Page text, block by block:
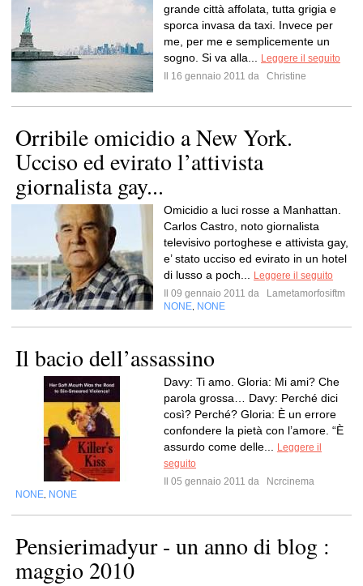
grande città affolata, tutta grigia e
sporca invasa da taxi. Invece per
me, per me e semplicemente un
sogno. Si va alla...
Leggere il seguito
Il 16 gennaio 2011 da
Christine
Orribile omicidio a New York.
Ucciso ed evirato l’attivista
giornalista gay...
Omicidio a luci rosse a Manhattan.
Carlos Castro, noto giornalista
televisivo portoghese e attivista gay,
e’ stato ucciso ed evirato in un hotel
di lusso a poch...
Leggere il seguito
Il 09 gennaio 2011 da
Lametamorfosiftm
NONE NONE
Il bacio dell’assassino
Davy: Ti amo. Gloria: Mi ami? Che
parola grossa… Davy: Perché dici
così? Perché? Gloria: È un errore
confondere la pietà con l’amore. “È
assurdo come delle...
Leggere il
seguito
Il 05 gennaio 2011 da
Ncrcinema
NONE NONE
Pensierimadyur - un anno di blog :
maggio 2010